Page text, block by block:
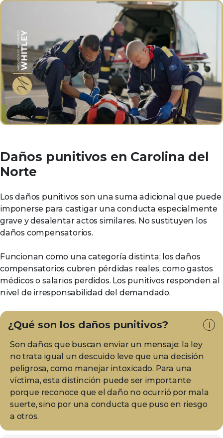
Daños punitivos en Carolina del
Norte
Los daños punitivos son una suma adicional que puede
imponerse para castigar una conducta especialmente
grave y desalentar actos similares. No sustituyen los
daños compensatorios.
Funcionan como una categoría distinta; los daños
compensatorios cubren pérdidas reales, como gastos
médicos o salarios perdidos. Los punitivos responden al
nivel de irresponsabilidad del demandado.
¿Qué son los daños punitivos?
Son daños que buscan enviar un mensaje: la ley
no trata igual un descuido leve que una decisión
peligrosa, como manejar intoxicado. Para una
víctima, esta distinción puede ser importante
porque reconoce que el daño no ocurrió por mala
suerte, sino por una conducta que puso en riesgo
a otros.